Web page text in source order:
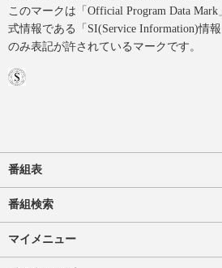
このマークは「Official Program Data
式情報である「SI(Service Information)情
のみ表記が許されているマークです。
番組表
番組検索
マイメニュー